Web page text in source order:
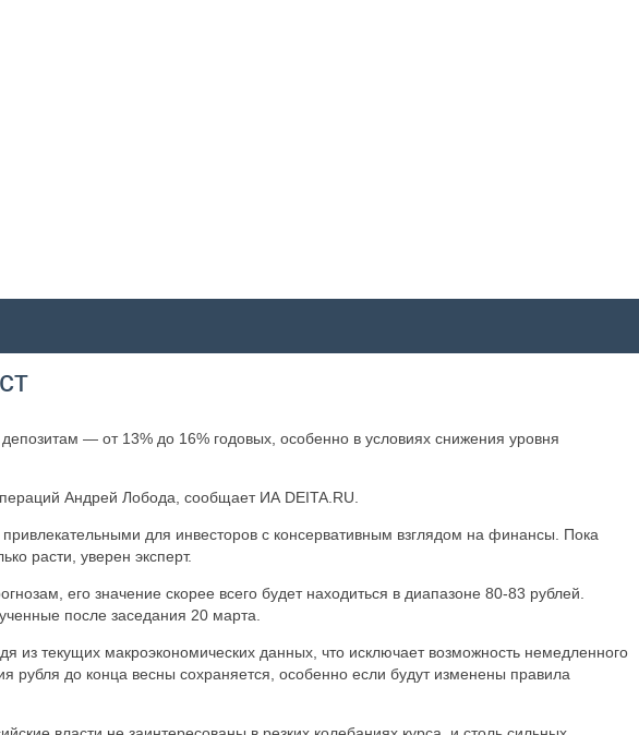
— от 13% до 16% годовых, особенно в условиях снижения уровня
Андрей Лобода, сообщает ИА DEITA.RU.
для инвесторов с консервативным взглядом на финансы. Пока
расти, уверен эксперт.
его значение скорее всего будет находиться в диапазоне 80-83 рублей.
после заседания 20 марта.
текущих макроэкономических данных, что исключает возможность немедленного
рубля до конца весны сохраняется, особенно если будут изменены правила